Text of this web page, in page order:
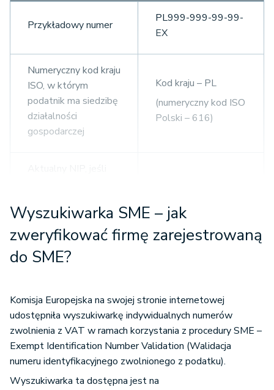
Przykładowy numer
PL999-999-99-99-
EX
Numeryczny kod kraju
ISO, w którym
podatnik ma siedzibę
działalności
gospodarczej
Kod kraju – PL
(numeryczny kod ISO
Polski – 616)
W innych krajach UE
NIP nadany w kraju
UE siedziby
podatnika zgodnie z
standardami
nadawania NIP-u
999-99-99-99
Myślnik –
Sufiks EX
Wyszukiwarka SME – jak
zweryfikować firmę zarejestrowaną
do SME?
Komisja Europejska na swojej stronie internetowej
udostępniła wyszukiwarkę indywidualnych numerów
zwolnienia z VAT w ramach korzystania z procedury SME –
Exempt Identification Number Validation (Walidacja
numeru identyfikacyjnego zwolnionego z podatku).
Wyszukiwarka ta dostępna jest na